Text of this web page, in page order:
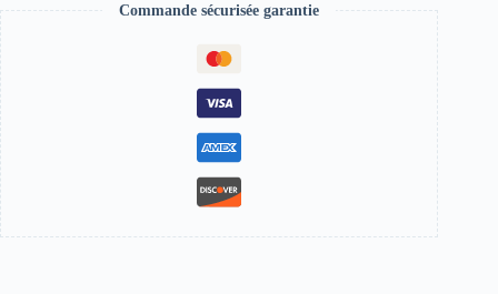
Commande sécurisée garantie